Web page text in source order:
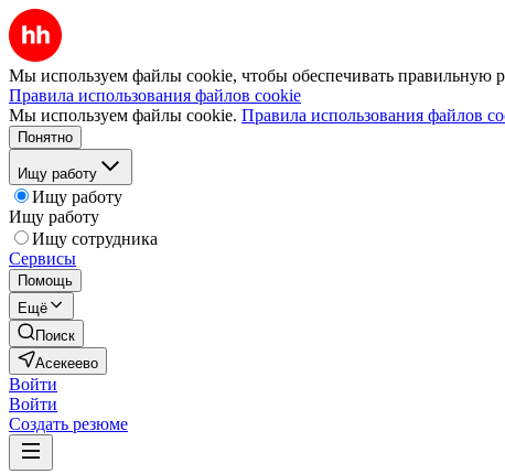
Мы используем файлы cookie, чтобы обеспечивать правильную
Правила использования файлов cookie
Мы используем файлы cookie. Правила использования файлов
Понятно
Ищу работу
Ищу работу
Ищу работу
Ищу сотрудника
Сервисы
Помощь
Ещё
Поиск
Асекеево
Войти
Войти
Создать резюме